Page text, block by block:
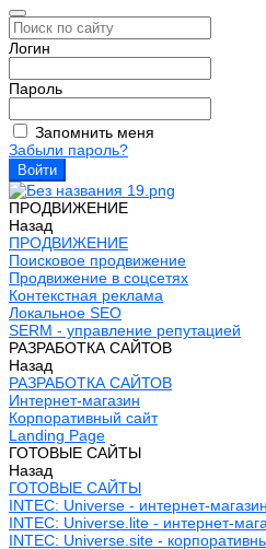
Логин
Пароль
Запомнить меня
Забыли пароль?
ПРОДВИЖЕНИЕ
Назад
ПРОДВИЖЕНИЕ
Поисковое продвижение
Продвижение в соцсетях
Контекстная реклама
Локальное SEO
SERM - управление репутацией
РАЗРАБОТКА САЙТОВ
Назад
РАЗРАБОТКА САЙТОВ
Интернет-магазин
Корпоративный сайт
Landing Page
ГОТОВЫЕ САЙТЫ
Назад
ГОТОВЫЕ САЙТЫ
INTEC: Universe - интернет-
INTEC: Universe.lite - интернет-
INTEC: Universe.site -